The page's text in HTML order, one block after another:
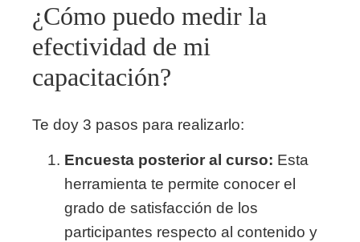
¿Cómo puedo medir la
efectividad de mi
capacitación?
Te doy 3 pasos para realizarlo:
Encuesta posterior al curso: Esta
herramienta te permite conocer el
grado de satisfacción de los
participantes respecto al contenido y